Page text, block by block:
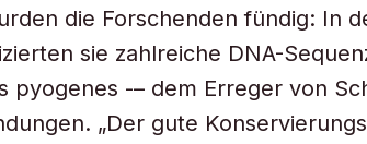
die Forschenden fündig: In
sie zahlreiche DNA-
pyogenes -– dem Erreger von
„Der gute